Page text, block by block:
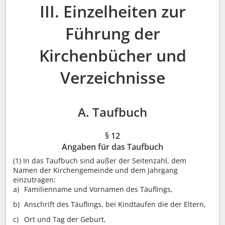
III. Einzelheiten zur
Führung der
Kirchenbücher und
Verzeichnisse
A. Taufbuch
§ 12
Angaben für das Taufbuch
(1) In das Taufbuch sind außer der Seitenzahl, dem
Namen der Kirchengemeinde und dem Jahrgang
einzutragen:
Familienname und Vornamen des Täuflings,
Anschrift des Täuflings, bei Kindtaufen die der Eltern,
Ort und Tag der Geburt,